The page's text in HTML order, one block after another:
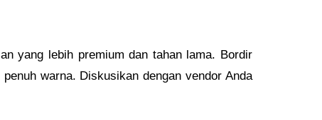
yang lebih premium dan tahan lama. Bordir
warna. Diskusikan dengan vendor Anda